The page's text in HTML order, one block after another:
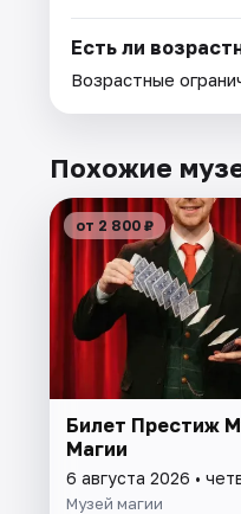
Есть ли
Возрастные
Похожие
от 2 800 ₽
Билет Престиж
Магии
6 августа 2026 •
Музей магии